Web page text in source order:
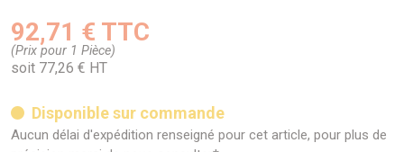
92,71 € TTC
(Prix pour 1 Pièce)
soit 77,26 € HT
Disponible sur commande
Aucun délai d'expédition renseigné pour cet article, pour plus de